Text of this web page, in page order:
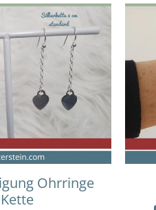
Ohrringe
Dieses
Produkt
mehrere
Varianten
auf.
Die
Optionen
können
auf
der
Produktseite
Preisspanne:
0,00 €
bis
8,00 €